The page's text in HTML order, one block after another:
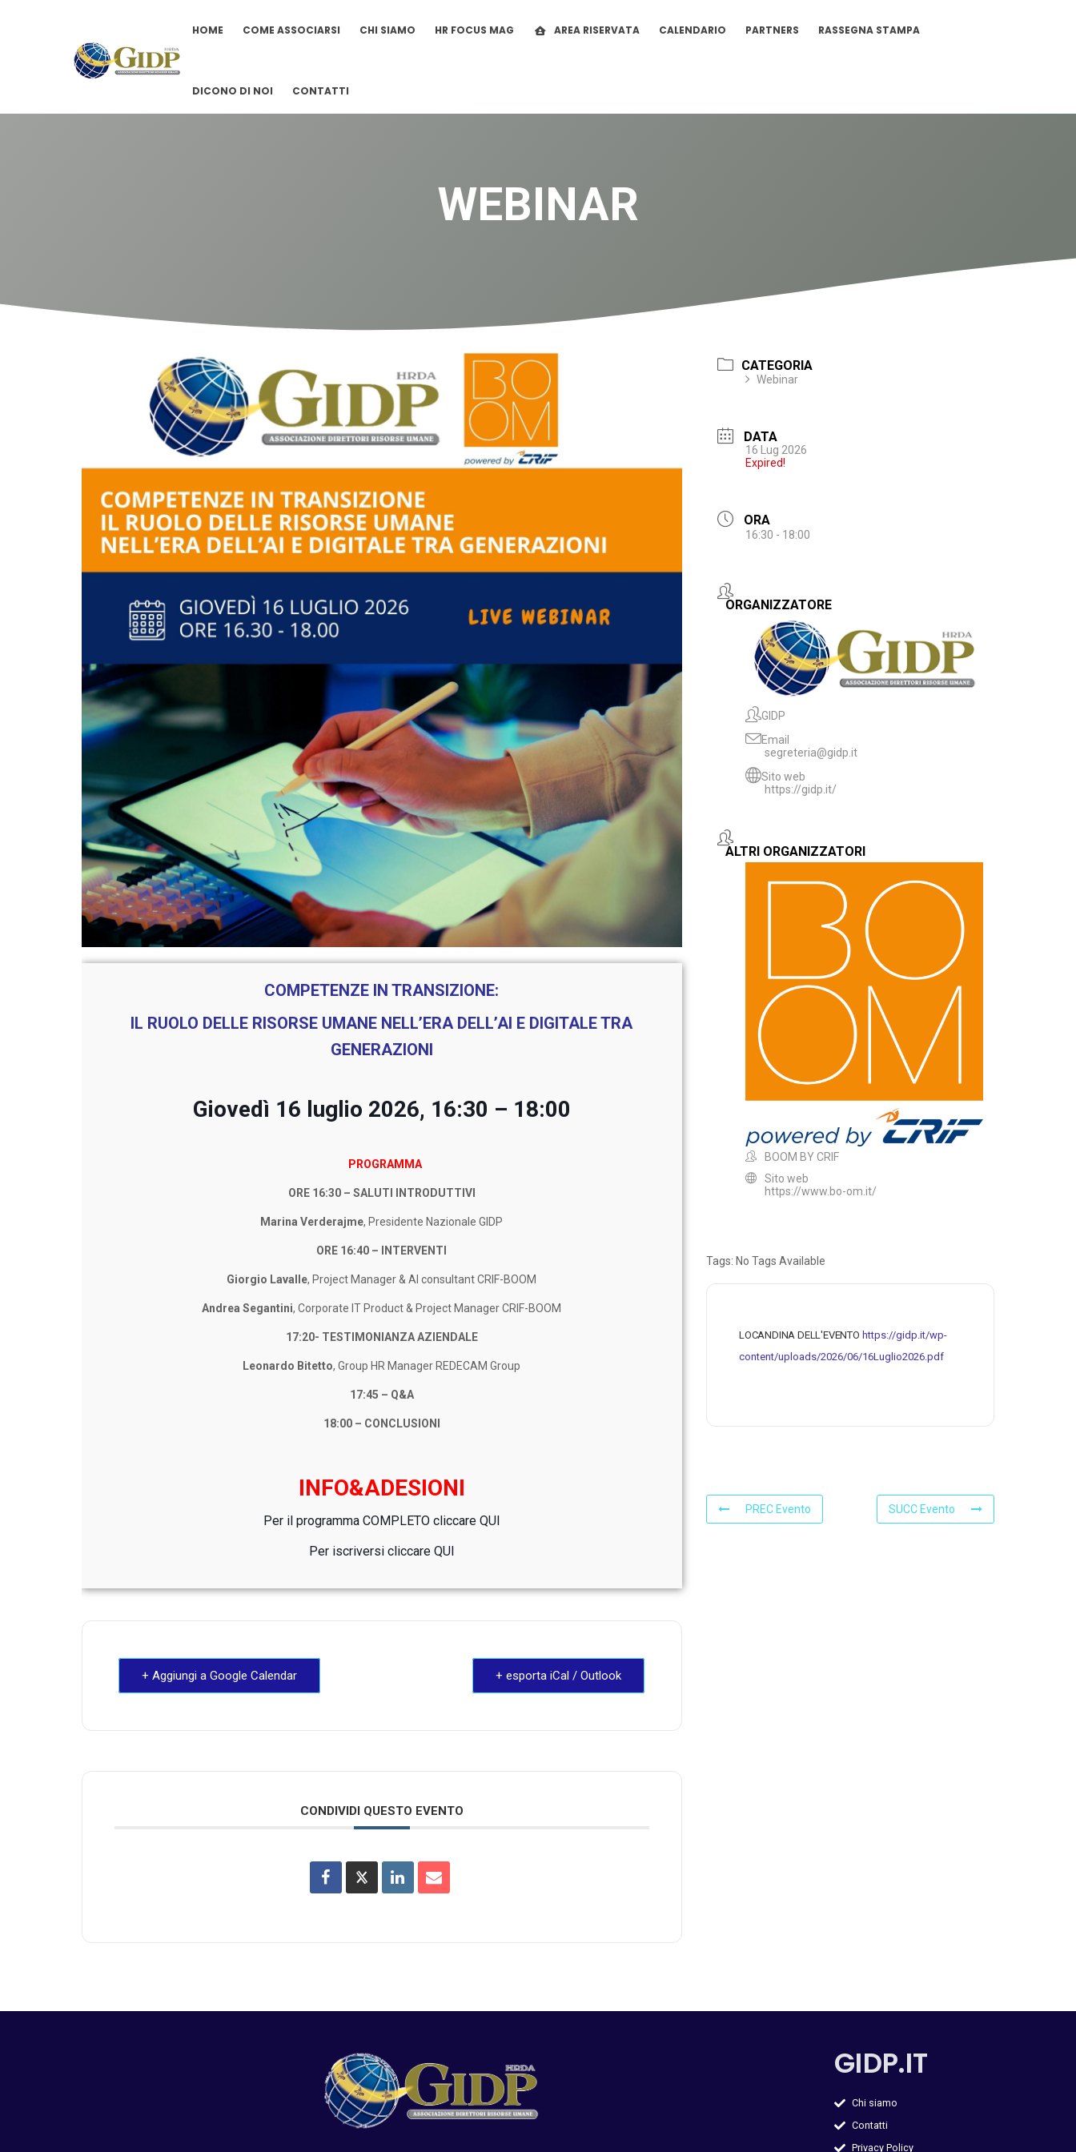
HOME COME ASSOCIARSI CHI SIAMO HR FOCUS MAG AREA RISERVATA CALENDARIO PARTNERS RASSEGNA STAMPA
DICONO DI NOI CONTATTI
WEBINAR
COMPETENZE IN TRANSIZIONE:
IL RUOLO DELLE RISORSE UMANE NELL’ERA DELL’AI E DIGITALE TRA
GENERAZIONI
Giovedì 16 luglio 2026, 16:30 – 18:00
PROGRAMMA
ORE 16:30 – SALUTI INTRODUTTIVI
Marina Verderajme, Presidente NazionaleGIDP
ORE 16:40 – INTERVENTI
Giorgio Lavalle, Project Manager & AI consultant CRIF-BOOM
Andrea Segantini, Corporate IT Product & Project Manager CRIF-BOOM
17:20- TESTIMONIANZA AZIENDALE
Leonardo Bitetto, Group HR Manager REDECAM Group
17:45 – Q&A
18:00 – CONCLUSIONI
INFO&ADESIONI
Per il programma COMPLETO cliccare QUI
Per iscriversi cliccare QUI
+ Aggiungi a Google Calendar + esporta iCal / Outlook
CONDIVIDI QUESTO EVENTO
CATEGORIA
Webinar
DATA
16 Lug 2026
Expired!
ORA
16:30 - 18:00
ORGANIZZATORE
GIDP
Email
segreteria@gidp.it
Sito web
https://gidp.it/
ALTRI ORGANIZZATORI
BOOM BY CRIF
Sito web
https://www.bo-om.it/
Tags: No Tags Available
LOCANDINA DELL'EVENTO https://gidp.it/wp-
content/uploads/2026/06/16Luglio2026.pdf
PREC Evento SUCC Evento
GIDP.IT
Chi siamo
Contatti
Privacy Policy